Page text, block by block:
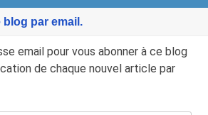
par email.
email pour vous abonner à ce blog
de chaque nouvel article par